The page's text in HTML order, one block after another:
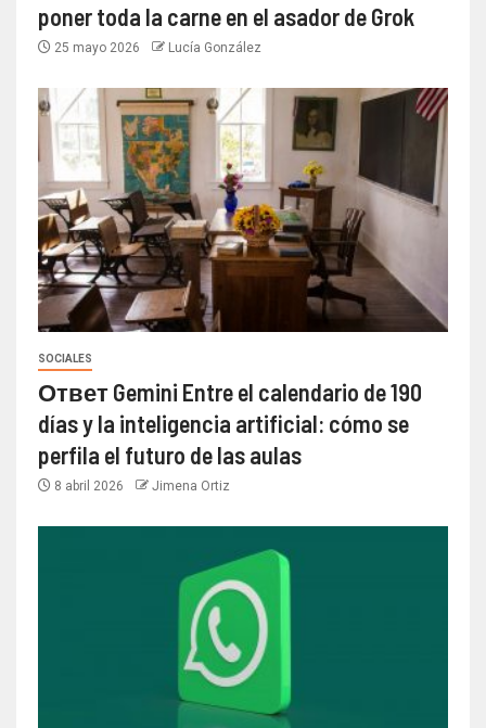
poner toda la carne en el asador de Grok
25 mayo 2026 Lucía González
SOCIALES
Ответ Gemini Entre el calendario de 190
días y la inteligencia artificial: cómo se
perfila el futuro de las aulas
8 abril 2026 Jimena Ortiz